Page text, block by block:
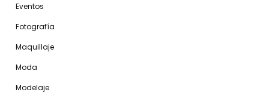
Eventos
Fotografía
Maquillaje
Moda
Modelaje